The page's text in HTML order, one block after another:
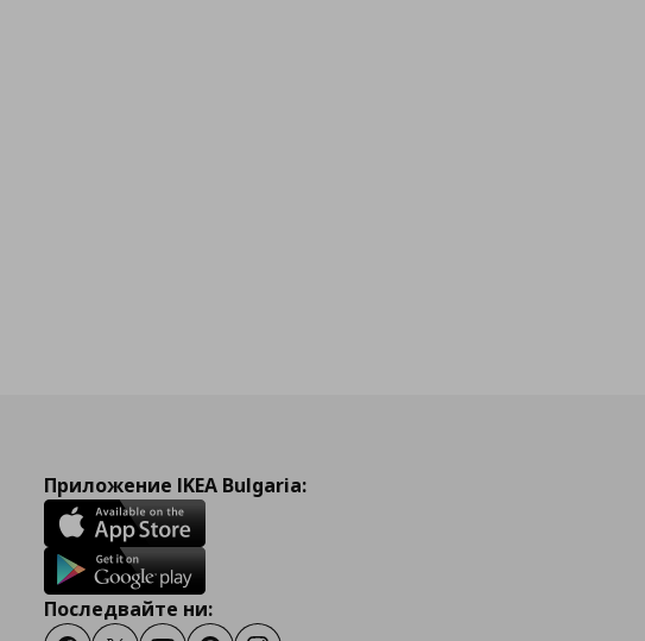
Приложение IKEA Bulgaria:
Последвайте ни: